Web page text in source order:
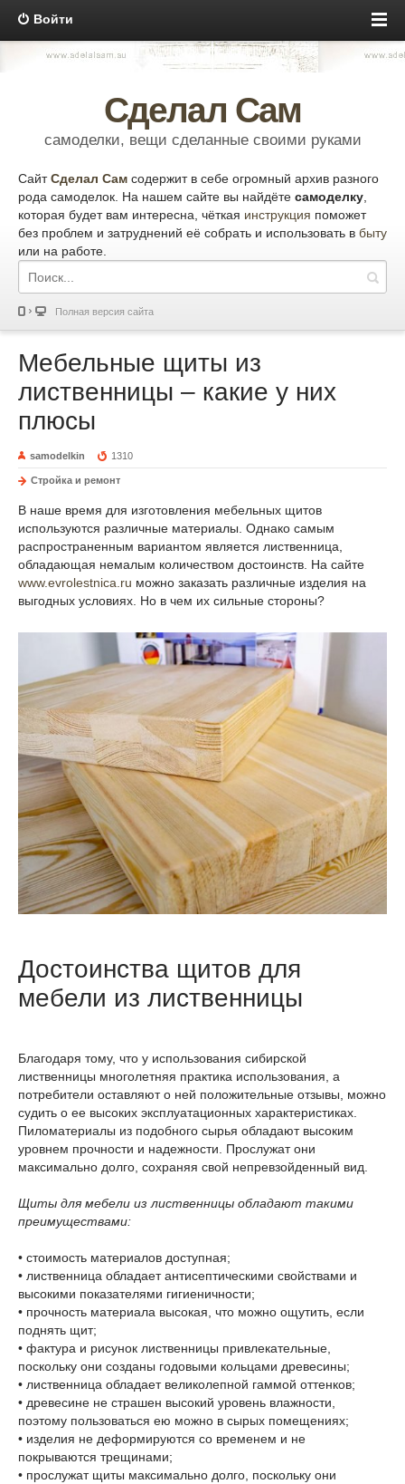
Войти
Сделал Сам
самоделки, вещи сделанные своими руками
СайтСделал Сам содержит в себе огромный архив разного
рода самоделок. На нашем сайте вы найдёте самоделку
которая будет вам интересна, чёткая инструкция поможет
без проблем и затруднений её собрать и использовать в быту
или на работе.
Полная версия сайта
Мебельные щиты из
лиственницы – какие у них
плюсы
samodelkin 1310
Стройка и ремонт
В наше время для изготовления мебельных щитов
используются различные материалы. Однако самым
распространенным вариантом является лиственница,
обладающая немалым количеством достоинств. На сайте
www.evrolestnica.ru можно заказать различные изделия на
выгодных условиях. Но в чем их сильные стороны?
Достоинства щитов для
мебели из лиственницы
Благодаря тому, что у использования сибирской
лиственницы многолетняя практика использования, а
потребители оставляют о ней положительные отзывы, можно
судить о ее высоких эксплуатационных характеристиках.
Пиломатериалы из подобного сырья обладают высоким
уровнем прочности и надежности. Прослужат они
максимально долго, сохраняя свой непревзойденный вид.
Щиты для мебели из лиственницы обладают такими
преимуществами:
• стоимость материалов доступная;
• лиственница обладает антисептическими свойствами и
высокими показателями гигиеничности;
• прочность материала высокая, что можно ощутить, если
поднять щит;
• фактура и рисунок лиственницы привлекательные,
поскольку они созданы годовыми кольцами древесины;
• лиственница обладает великолепной гаммой оттенков;
• древесине не страшен высокий уровень влажности,
поэтому пользоваться ею можно в сырых помещениях;
• изделия не деформируются со временем и не
покрываются трещинами;
• прослужат щиты максимально долго, поскольку они